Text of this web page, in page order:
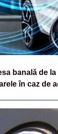
banală de
în caz de